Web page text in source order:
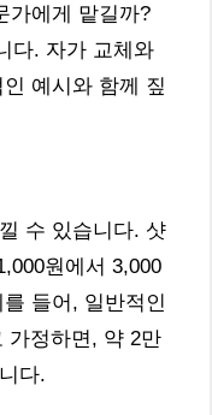
가에게 맡길까?
다. 자가 교체와
예시와 함께 짚
수 있습니다. 샷
원에서 3,000
들어, 일반적인
가정하면, 약 2만
다.